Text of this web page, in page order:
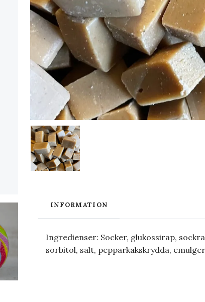
INFORMATION
Ingredienser: Socker, glukossirap,
sorbitol, salt, pepparkakskrydda,